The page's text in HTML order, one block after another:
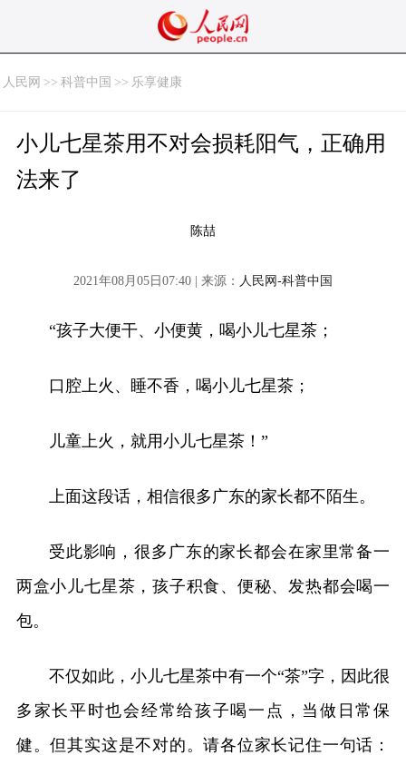
人民网 >> 科普中国 >> 乐享健康
小儿七星茶用不对会损耗阳气，正确用
法来了
陈喆
2021年08月05日07:40 | 来源： 人民网-科普中国
“孩子大便干、小便黄，喝小儿七星茶；
口腔上火、睡不香，喝小儿七星茶；
儿童上火，就用小儿七星茶！”
上面这段话，相信很多广东的家长都不陌生。
受此影响，很多广东的家长都会在家里常备一
两盒小儿七星茶，孩子积食、便秘、发热都会喝一
包。
不仅如此，小儿七星茶中有一个“茶”字，因此很
多家长平时也会经常给孩子喝一点，当做日常保
健。但其实这是不对的。请各位家长记住一句话：